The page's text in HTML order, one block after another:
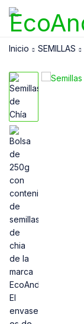
Inicio SEMILLAS